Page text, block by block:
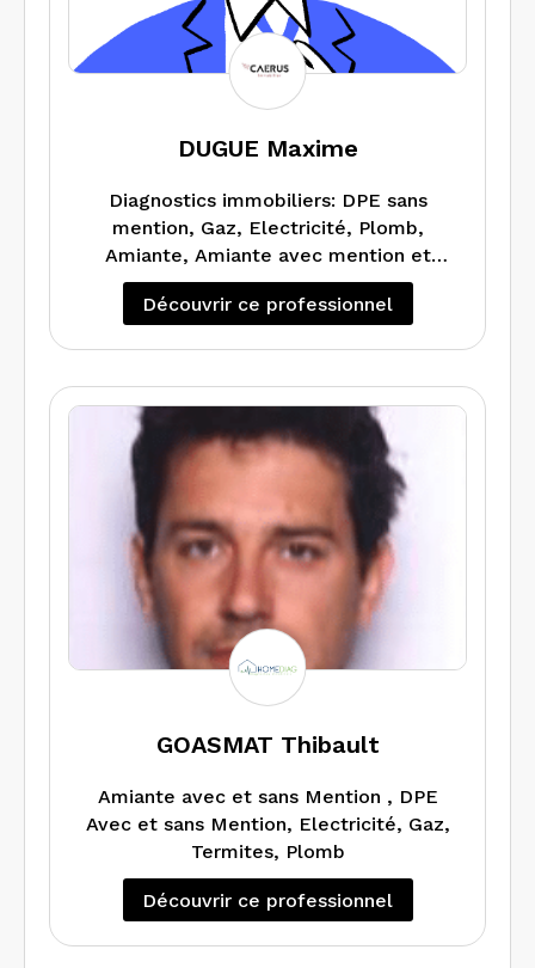
DUGUE Maxime
Diagnostics immobiliers: DPE sans
mention, Gaz, Electricité, Plomb,
Amiante, Amiante avec mention et
Audit Energétique
Découvrir ce professionnel
GOASMAT Thibault
Amiante avec et sans Mention , DPE
Avec et sans Mention, Electricité, Gaz,
Termites, Plomb
Découvrir ce professionnel